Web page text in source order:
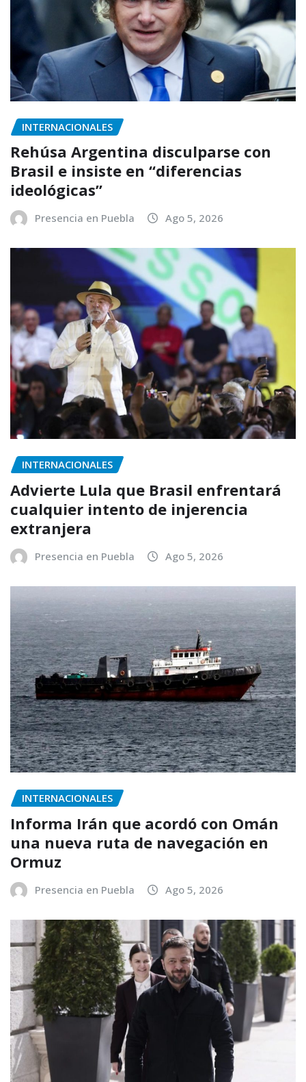
INTERNACIONALES
Rehúsa Argentina disculparse con
Brasil e insiste en “diferencias
ideológicas”
Presencia en Puebla Ago 5, 2026
INTERNACIONALES
Advierte Lula que Brasil enfrentará
cualquier intento de injerencia
extranjera
Presencia en Puebla Ago 5, 2026
INTERNACIONALES
Informa Irán que acordó con Omán
una nueva ruta de navegación en
Ormuz
Presencia en Puebla Ago 5, 2026